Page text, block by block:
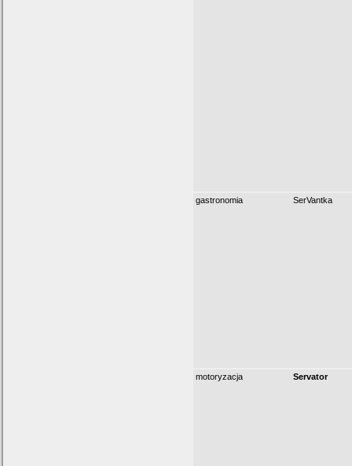
gastronomia SerVantka
motoryzacja Servator